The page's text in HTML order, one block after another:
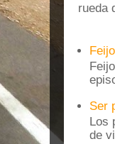
rueda
Ser
Los
de